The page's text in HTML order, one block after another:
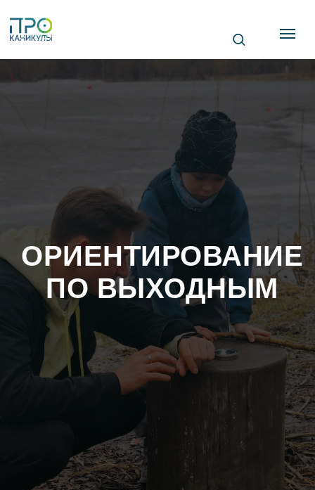
ОРИЕНТИРОВАНИЕ
ПО ВЫХОДНЫМ